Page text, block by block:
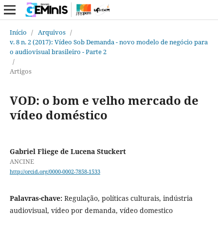
Início / Arquivos /
v. 8 n. 2 (2017): Vídeo Sob Demanda - novo modelo de negócio para
o audiovisual brasileiro - Parte 2
/
Artigos
VOD: o bom e velho mercado de
vídeo doméstico
Gabriel Fliege de Lucena Stuckert
ANCINE
http://orcid.org/0000-0002-7858-1533
Palavras-chave: Regulação, políticas culturais, indústria
audiovisual, vídeo por demanda, vídeo domestico